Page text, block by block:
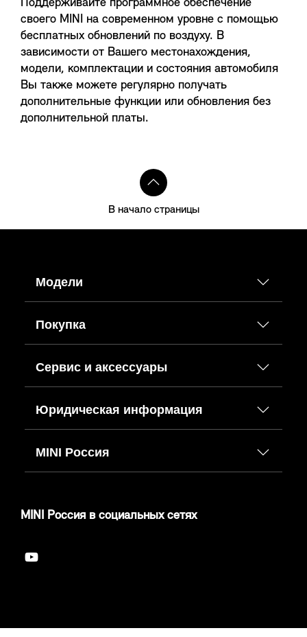
Поддерживайте программное обеспечение
своего MINI на современном уровне с помощью
бесплатных обновлений по воздуху. В
зависимости от Вашего местонахождения,
модели, комплектации и состояния автомобиля
Вы также можете регулярно получать
дополнительные функции или обновления без
дополнительной платы.
В начало страницы
Модели
Покупка
Сервис и аксессуары
Юридическая информация
MINI Россия
MINI Россия в социальных сетях